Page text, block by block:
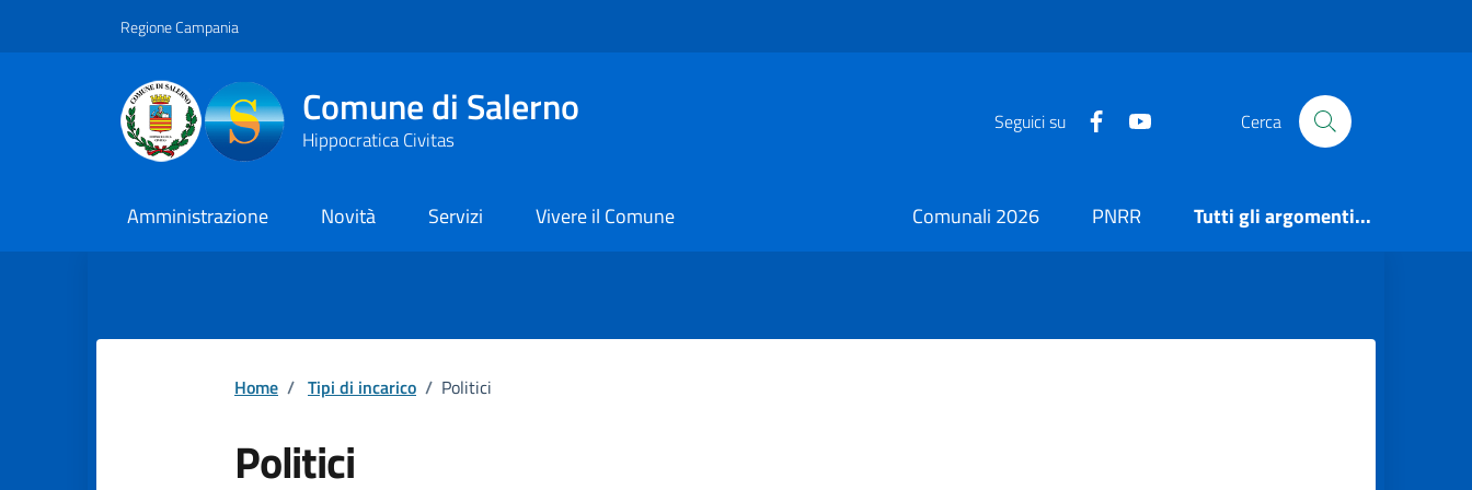
Regione Campania
Comune di Salerno
Hippocratica Civitas
Seguici su https://it-it.facebook.com/ComuneSalerno
https://www.youtube.com/user/
Cerca
Amministrazione Novità Servizi Vivere il Comune Comunali 2026 PNRR Tutti gli argomenti...
Home / Tipi di incarico / Politici
Politici